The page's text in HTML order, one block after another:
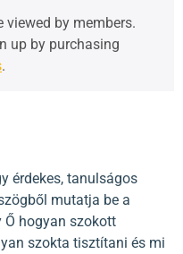
viewed by members.
up by purchasing
.
érdekes, tanulságos
mutatja be a
Ő hogyan szokott
szokta tisztítani és mi